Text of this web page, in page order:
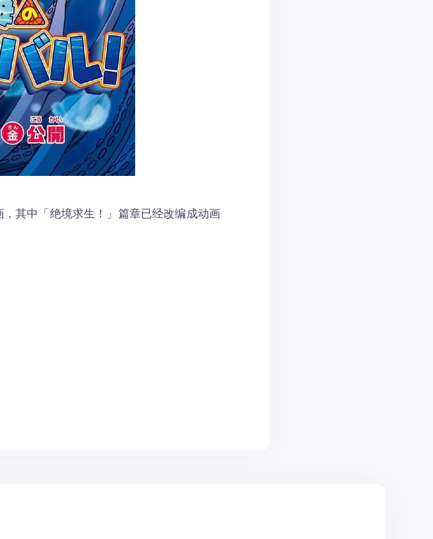
其中「绝境求生！」篇章已经改编成动画